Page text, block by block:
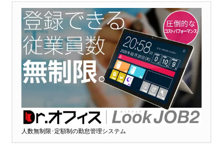
人数無制限･定額制の勤怠管理システム